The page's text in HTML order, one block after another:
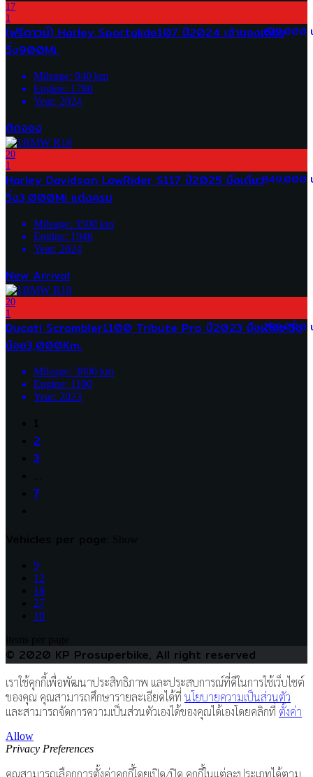
17
1
679,000
(ฟรีดาวน์) Harley Sportglide107 ปี2024 เจ้าของเดียว
วิ่ง900Mi.
Mileage: 940 km
Engine: 1780
Year: 2024
ติดจอง
20
1
849,000
Harley Davidson LowRider S117 ปี2025 มือเดียว
วิ่ง3,000Mi แต่งครบ
Mileage: 3500 km
Engine: 1946
Year: 2024
New Arrival
20
1
289,000
Ducati Scrambler1100 Tribute Pro ปี2023 มือเดียว วิ่ง
น้อย3,000Km.
Mileage: 3800 km
Engine: 1100
Year: 2023
2
3
7
9
12
18
27
10
© 2020 KP Prosuperbike, All right reserved
เราใช้คุกกี้เพื่อพัฒนาประสิทธิภาพ และประสบการณ์ที่ดีในการใช้เว็บไซต์
ของคุณ คุณสามารถศึกษารายละเอียดได้ที่ นโยบายความเป็นส่วนตัว
และสามารถจัดการความเป็นส่วนตัวเองได้ของคุณได้เองโดยคลิกที่ ตั้งค่า
Allow
Privacy Preferences
คุณสามารถเลือกการตั้งค่าคุกกี้โดยเปิด/ปิด คุกกี้ในแต่ละประเภทได้ตาม